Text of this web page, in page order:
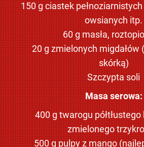
150 g ciastek
owsianych itp.
60 g masła,
20 g zmielonych migdałów
skórką)
Szczypta soli
Masa serowa:
400 g twarogu półtłustego
zmielonego
500 g pulpy z mango